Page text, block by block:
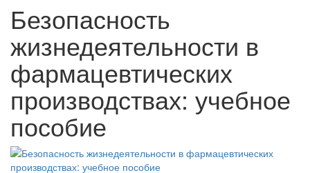
Безопасность
жизнедеятельности в
фармацевтических
производствах: учебное
пособие